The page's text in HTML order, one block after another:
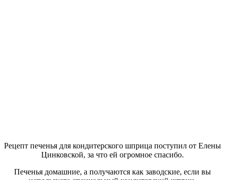
Рецепт печенья для кондитерского шприца поступил от Елены
Цинковской, за что ей огромное спасибо.
Печенья домашние, а получаются как заводские, если вы